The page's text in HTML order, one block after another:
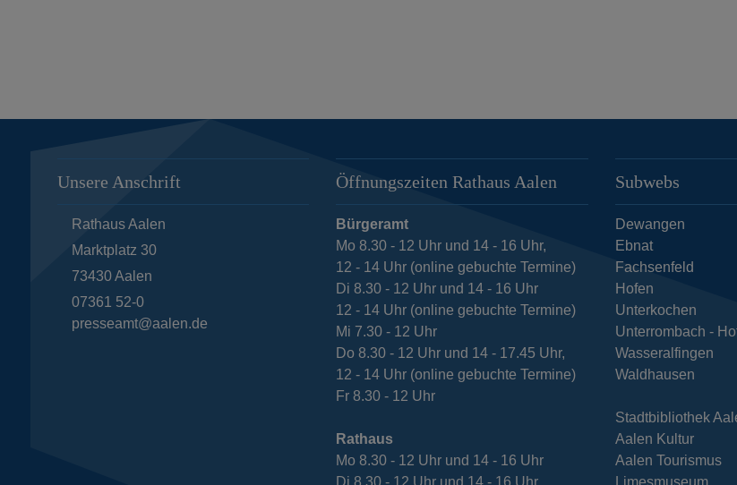
Unsere Anschrift
Rathaus Aalen
Marktplatz 30
73430 Aalen
07361 52-0
presseamt@aalen.de
Öffnungszeiten Rathaus Aalen
Bürgeramt
Mo 8.30 - 12 Uhr und 14 - 16 Uhr,
12 - 14 Uhr (online gebuchte Termine)
Di 8.30 - 12 Uhr und 14 - 16 Uhr
12 - 14 Uhr (online gebuchte Termine)
Mi 7.30 - 12 Uhr
Do 8.30 - 12 Uhr und 14 - 17.45 Uhr,
12 - 14 Uhr (online gebuchte Termine)
Fr 8.30 - 12 Uhr
Rathaus
Mo 8.30 - 12 Uhr und 14 - 16 Uhr
Di 8.30 - 12 Uhr und 14 - 16 Uhr
Subwebs
Dewangen
Ebnat
Fachsenfeld
Hofen
Unterkochen
Unterrombach -
Wasseralfingen
Waldhausen
Stadtbibliothek
Aalen Kultur
Aalen Tourismus
Limesmuseum